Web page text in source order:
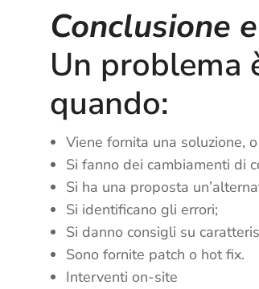
Conclusione
Un problema
quando:
Viene fornita una soluzione,
Si fanno dei cambiamenti di
Si ha una proposta
Si identificano gli errori;
Si danno consigli su
Sono fornite patch o hot fix.
Interventi on-site